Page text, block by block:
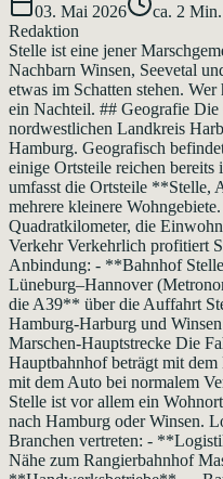
03. Mai 2026 ca. 2 Min.
Redaktion
Stelle ist eine jener
Nachbarn Winsen, Seevetal
etwas im Schatten stehen.
ein Nachteil. ## Geografie
nordwestlichen Landkreis
Hamburg. Geografisch
einige Ortsteile reichen
umfasst die Ortsteile **Stelle,
mehrere kleinere
Quadratkilometer, die
Verkehr Verkehrlich profitiert
Anbindung: - **Bahnhof
Lüneburg–Hannover
die A39** über die Auffahrt
Hamburg-Harburg und
Marschen-Hauptstrecke Die
Hauptbahnhof beträgt mit
mit dem Auto bei normalem
Stelle ist vor allem ein
nach Hamburg oder Winsen.
Branchen vertreten: -
Nähe zum Rangierbahnhof